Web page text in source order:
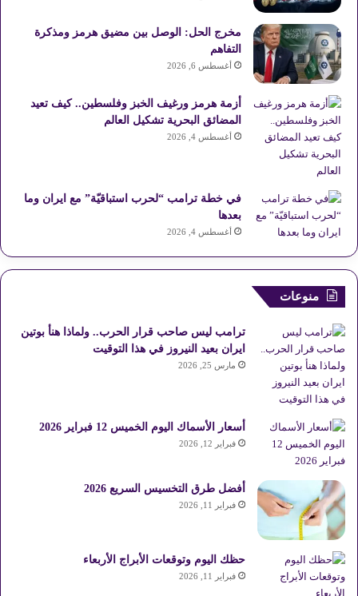
مخرج الحل: الوصل بين مضيق هرمز ومذكرة
التفاهم
أغسطس 6, 2026
أزمة هرمز ورغيف الخبز وفلسطين.. كيف تعيد
المضائق البحرية تشكيل العالم
أغسطس 4, 2026
في خطة ترامب “لحرب استباقيّة” مع ايران وما
بعدها
أغسطس 4, 2026
منوعات
ترامب ليس صاحب قرار الحرب.. ولماذا هنأ بوتين
ايران بعيد النيروز في هذا التوقيت
مارس 25, 2026
أسعار الأسماك اليوم الخميس 12 فبراير 2026
فبراير 12, 2026
أفضل طرق التخسيس السريع 2026
فبراير 11, 2026
حظك اليوم وتوقعات الأبراج الأربعاء
فبراير 11, 2026